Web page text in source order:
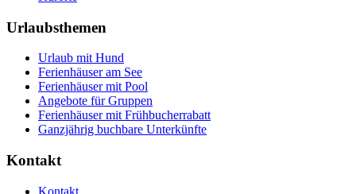
Urlaubsthemen
Urlaub mit Hund
Ferienhäuser am See
Ferienhäuser mit Pool
Angebote für Gruppen
Ferienhäuser mit Frühbucherrabatt
Ganzjährig buchbare Unterkünfte
Kontakt
Kontakt